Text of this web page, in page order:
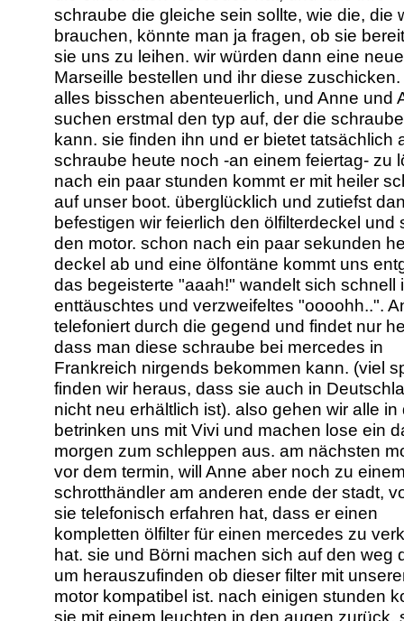
schraube die gleiche sein sollte, wie die, die
brauchen, könnte man ja fragen, ob sie
sie uns zu leihen. wir würden dann eine
Marseille bestellen und ihr diese zuschicken.
alles bisschen abenteuerlich, und Anne und
suchen erstmal den typ auf, der die
kann. sie finden ihn und er bietet tatsächlich
schraube heute noch -an einem feiertag- zu
nach ein paar stunden kommt er mit heiler
auf unser boot. überglücklich und zutiefst
befestigen wir feierlich den ölfilterdeckel und
den motor. schon nach ein paar sekunden
deckel ab und eine ölfontäne kommt uns
das begeisterte "aaah!" wandelt sich schnell
enttäuschtes und verzweifeltes "oooohh..".
telefoniert durch die gegend und findet nur
dass man diese schraube bei mercedes in
Frankreich nirgends bekommen kann. (viel
finden wir heraus, dass sie auch in
nicht neu erhältlich ist). also gehen wir alle in
betrinken uns mit Vivi und machen lose ein
morgen zum schleppen aus. am nächsten
vor dem termin, will Anne aber noch zu
schrotthändler am anderen ende der stadt,
sie telefonisch erfahren hat, dass er einen
kompletten ölfilter für einen mercedes zu
hat. sie und Börni machen sich auf den weg
um herauszufinden ob dieser filter mit
motor kompatibel ist. nach einigen stunden
sie mit einem leuchten in den augen zurück.